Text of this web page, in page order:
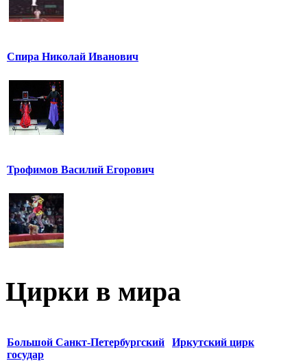
Спира Николай Иванович
Трофимов Василий Егорович
Цирки в мира
Большой Санкт-Петербургский
государ
Иркутский цирк